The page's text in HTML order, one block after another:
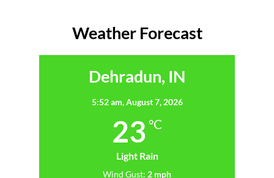
Weather Forecast
Dehradun, IN
5:52 am,August 7, 2026
23 °C
Light Rain
Wind Gust: 2 mph